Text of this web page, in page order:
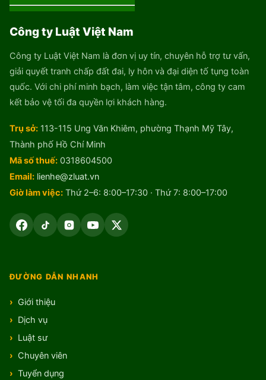
Công ty Luật Việt Nam
Công ty Luật Việt Nam là đơn vị uy tín, chuyên hỗ trợ tư vấn,
giải quyết tranh chấp đất đai, ly hôn và đại diện tố tụng toàn
quốc. Với chi phí minh bạch, làm việc tận tâm, công ty cam
kết bảo vệ tối đa quyền lợi khách hàng.
Trụ sở: 113-115 Ung Văn Khiêm, phường Thạnh Mỹ Tây,
Thành phố Hồ Chí Minh
Mã số thuế: 0318604500
Email: lienhe@zluat.vn
Giờ làm việc: Thứ 2–6: 8:00–17:30 · Thứ 7: 8:00–17:00
ĐƯỜNG DẪN NHANH
Giới thiệu
Dịch vụ
Luật sư
Chuyên viên
Tuyển dụng